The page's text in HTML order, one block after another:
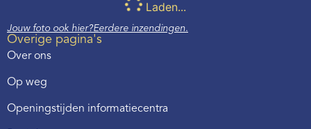
Laden...
Jouw foto ook hier?Eerdere inzendingen.
Overige pagina's
Over ons
Op weg
Openingstijden informatiecentra